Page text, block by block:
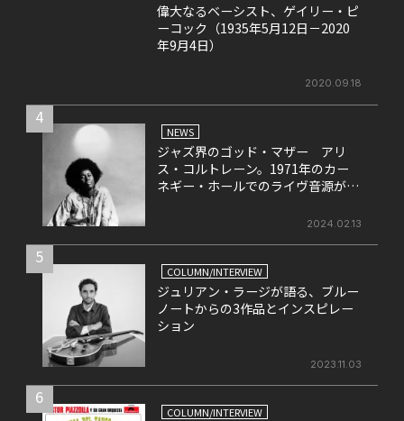
偉大なるベーシスト、ゲイリー・ピ
ーコック（1935年5月12日－2020
年9月4日）
2020.09.18
4
NEWS
ジャズ界のゴッド・マザー アリ
ス・コルトレーン。1971年のカー
ネギー・ホールでのライヴ音源がリ
2024.02.13
5
COLUMN/INTERVIEW
ジュリアン・ラージが語る、ブルー
ノートからの3作品とインスピレー
ション
2023.11.03
6
COLUMN/INTERVIEW